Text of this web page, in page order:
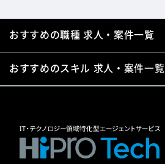
おすすめの職種 求人・案件一覧
おすすめのスキル 求人・案件一覧